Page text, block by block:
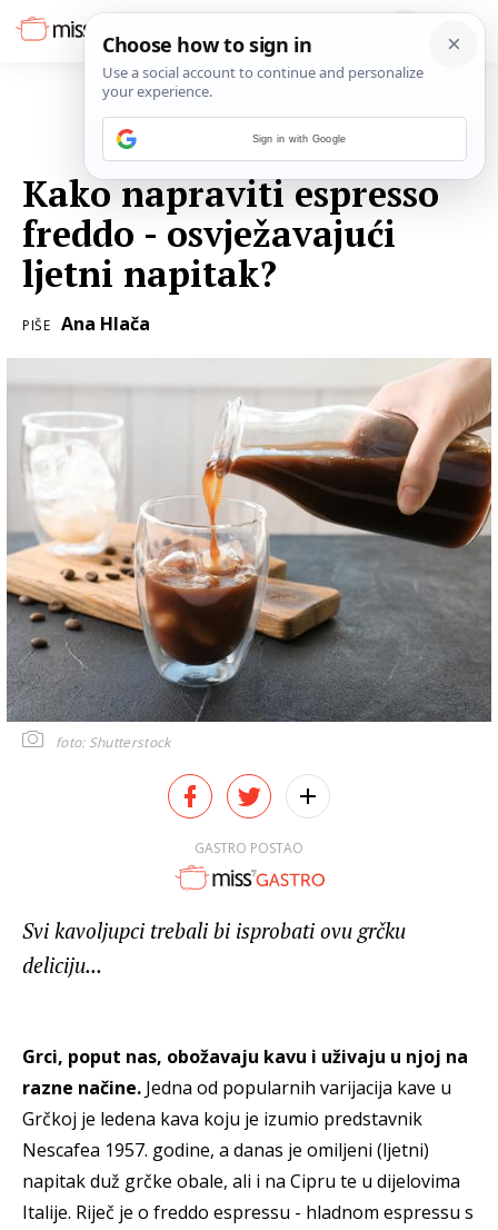
Kako napraviti espresso
freddo - osvježavajući
ljetni napitak?
PIŠE Ana Hlača
foto: Shutterstock
GASTRO POSTAO
Svi kavoljupci trebali bi isprobati ovu grčku
deliciju...
Grci, poput nas, obožavaju kavu i uživaju u njoj na
razne načine. Jedna od popularnih varijacija kave u
Grčkoj je ledena kava koju je izumio predstavnik
Nescafea 1957. godine, a danas je omiljeni (ljetni)
napitak duž grčke obale, ali i na Cipru te u dijelovima
Italije. Riječ je o freddo espressu - hladnom espressu s
Sign in with Google